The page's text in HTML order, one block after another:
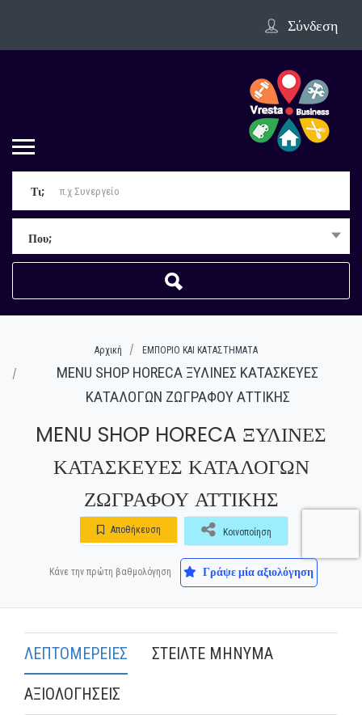
Σύνδεση
Τι;
Που;
Αρχική ΕΜΠΟΡΙΟ ΚΑΙ ΚΑΤΑΣΤΗΜΑΤΑ
MENU SHOP HORECA ΞΥΛΙΝΕΣ ΚΑΤΑΣΚΕΥΕΣ
ΚΑΤΑΛΟΓΩΝ ΖΩΓΡΑΦΟΥ ΑΤΤΙΚΗΣ
MENU SHOP HORECA ΞΥΛΙΝΕΣ
ΚΑΤΑΣΚΕΥΕΣ ΚΑΤΑΛΟΓΩΝ
ΖΩΓΡΑΦΟΥ ΑΤΤΙΚΗΣ
Αποθήκευση Κοινοποίηση
Κάνε την πρώτη βαθμολόγηση Γράψε μία αξιολόγηση
ΛΕΠΤΟΜΕΡΕΙΕΣ ΣΤΕΙΛΤΕ ΜΗΝΥΜΑ
ΑΞΙΟΛΟΓΗΣΕΙΣ